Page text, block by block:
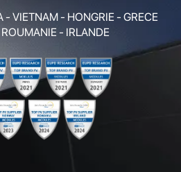
- VIETNAM - HONGRIE - GRECE
- IRLANDE